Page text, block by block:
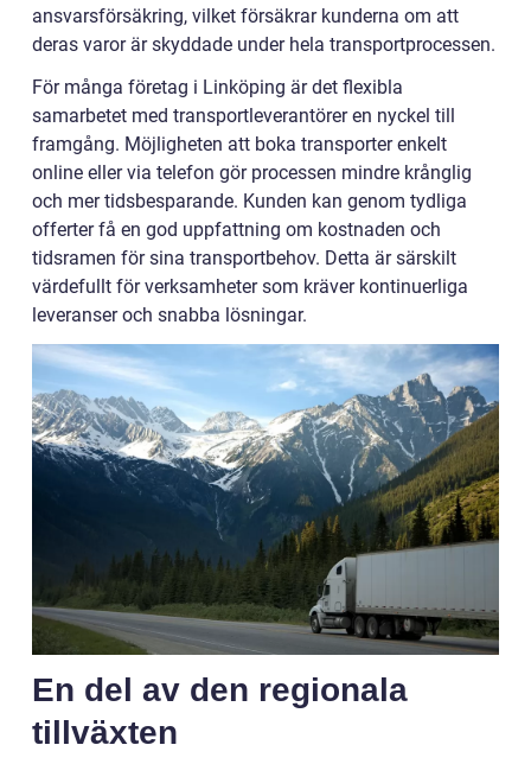
ansvarsförsäkring, vilket försäkrar kunderna om att
deras varor är skyddade under hela transportprocessen.
För många företag i Linköping är det flexibla
samarbetet med transportleverantörer en nyckel till
framgång. Möjligheten att boka transporter enkelt
online eller via telefon gör processen mindre krånglig
och mer tidsbesparande. Kunden kan genom tydliga
offerter få en god uppfattning om kostnaden och
tidsramen för sina transportbehov. Detta är särskilt
värdefullt för verksamheter som kräver kontinuerliga
leveranser och snabba lösningar.
En del av den regionala
tillväxten